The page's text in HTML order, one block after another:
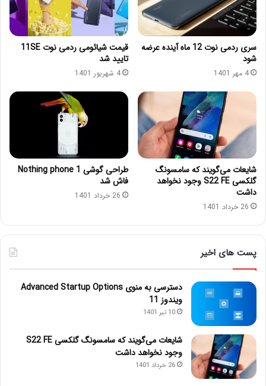
سری ردمی نوت 12 ماه آینده عرضه
شود
4 مهر 1401
قیمت شیائومی ردمی نوت 11SE
تایید شد
4 شهریور 1401
شایعات می‌گویند که سامسونگ
گلکسی S22 FE وجود نخواهد
داشت
26 خرداد 1401
طراحی گوشی Nothing phone 1
فاش شد
26 خرداد 1401
پست های اخیر
دسترسی به منوی Advanced Startup Options
ویندوز 11
10 تیر 1401
شایعات می‌گویند که سامسونگ گلکسی S22 FE
وجود نخواهد داشت
26 خرداد 1401